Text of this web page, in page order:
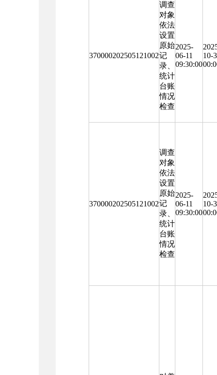
370000202505121002
调查
对象
依法
设置
原始
记
录、
统计
台账
情况
检查
2025-
06-11
09:30:00
10-
370000202505121002
调查
对象
依法
设置
原始
记
录、
统计
台账
情况
检查
2025-
06-11
09:30:00
10-